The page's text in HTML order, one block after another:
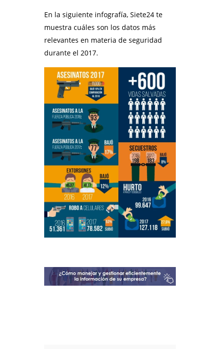
En la siguiente infografía, Siete24 te
muestra cuáles son los datos más
relevantes en materia de seguridad
durante el 2017.